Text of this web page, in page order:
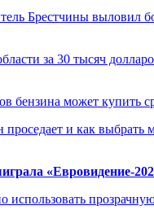
Брестчины выловил
за 30 тысяч
бензина может купить
и как выбрать
«Евровидение-
использовать